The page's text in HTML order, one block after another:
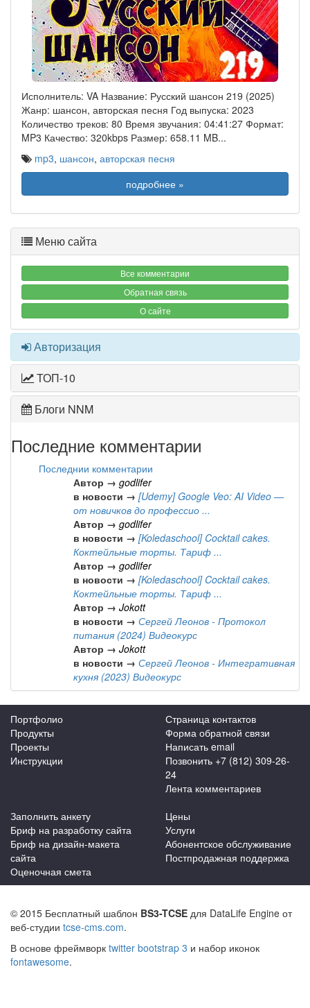
Исполнитель: VA Название: Русский шансон 219 (2025)
Жанр: шансон, авторская песня Год выпуска: 2023
Количество треков: 80 Время звучания: 04:41:27 Формат:
MP3 Качество: 320kbps Размер: 658.11 MB...
mp3, шансон, авторская песня
подробнее »
Меню сайта
Все комментарии
Обратная связь
О сайте
Авторизация
ТОП-10
Блоги NNM
Последние комментарии
Последнии комментарии
Автор → godlifer
в новости → [Udemy] Google Veo: AI Video —
от новичков до профессио ...
Автор → godlifer
в новости → [Koledaschool] Cocktail cakes.
Коктейльные торты. Тариф ...
Автор → godlifer
в новости → [Koledaschool] Cocktail cakes.
Коктейльные торты. Тариф ...
Автор → Jokott
в новости → Сергей Леонов - Протокол
питания (2024) Видеокурс
Автор → Jokott
в новости → Сергей Леонов - Интегративная
кухня (2023) Видеокурс
Портфолио
Продукты
Проекты
Инструкции
Страница контактов
Форма обратной связи
Написать email
Позвонить +7 (812) 309-26-
24
Лента комментариев
Заполнить анкету
Бриф на разработку сайта
Бриф на дизайн-макета
сайта
Оценочная смета
Цены
Услуги
Абонентское обслуживание
Постпродажная поддержка
© 2015 Бесплатный шаблон BS3-TCSE для DataLife Engine от
веб-студии tcse-cms.com.
В основе фреймворк twitter bootstrap 3 и набор иконок
fontawesome.